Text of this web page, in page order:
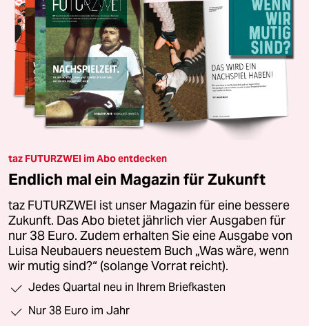
taz FUTURZWEI im Abo entdecken
Endlich mal ein Magazin für Zukunft
taz FUTURZWEI ist unser Magazin für eine bessere
Zukunft. Das Abo bietet jährlich vier Ausgaben für
nur 38 Euro. Zudem erhalten Sie eine Ausgabe von
Luisa Neubauers neuestem Buch „Was wäre, wenn
wir mutig sind?“ (solange Vorrat reicht).
Jedes Quartal neu in Ihrem Briefkasten
Nur 38 Euro im Jahr